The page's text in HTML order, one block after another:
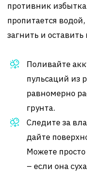
противник
пропитается
загнить и оставить
Поливайте
пульсаций из
равномерно
грунта.
Следите за
дайте
Можете
– если она